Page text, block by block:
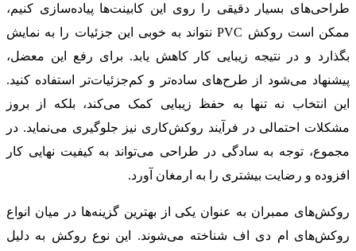
طراحی‌های بسیار دقیقی را روی این کابینت‌ها پیاده‌سازی کنیم،
ممکن است روکش PVC نتواند به خوبی این جزئیات را به نمایش
بگذارد و در نتیجه زیبایی کار کاهش یابد. برای رفع این معضل،
پیشنهاد می‌شود از طرح‌های ساده‌تر و کم‌جزئیات‌تر استفاده کنید.
این انتخاب نه تنها به حفظ زیبایی کمک می‌کند، بلکه از بروز
مشکلات احتمالی در فرآیند روکش‌کاری نیز جلوگیری می‌نماید. در
مجموع، توجه به سادگی در طراحی می‌تواند به کیفیت نهایی کار
افزوده و رضایت بیشتری را به ارمغان آورد.
روکش‌های ممبران به عنوان یکی از بهترین گزینه‌ها در میان انواع
روکش‌های ام دی اف شناخته می‌شوند. این نوع روکش به دلیل